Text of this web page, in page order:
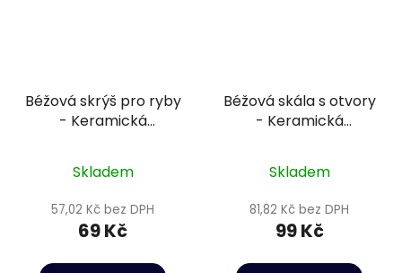
Béžová skrýš pro ryby
- Keramická
Skladem
57,02 Kč bez DPH
69 Kč
Béžová skála s otvory
- Keramická
Skladem
81,82 Kč bez DPH
99 Kč